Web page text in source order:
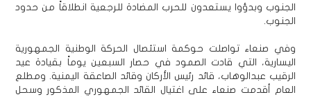
الجنوب وبدؤوا يستعدون للحرب المضادة للرجعية انطلاقاً من حدود
الجنوب.
وفي صنعاء تواصلت حوكمة استئصال الحركة الوطنية الجمهورية
اليسارية، التي قادت الصمود في حصار السبعين يوماً بقيادة عيد
الرقيب عبدالوهاب، قائد رئيس الأركان وقائد الصاعقة اليمنية. ومطلع
العام أقدمت صنعاء على اغتيال القائد الجمهوري المذكور وسحل